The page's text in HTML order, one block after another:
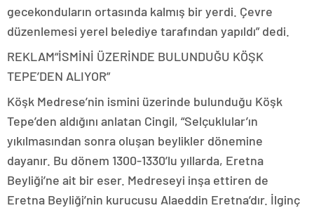
gecekonduların ortasında kalmış bir yerdi. Çevre
düzenlemesi yerel belediye tarafından yapıldı” dedi.
REKLAM“İSMİNİ ÜZERİNDE BULUNDUĞU KÖŞK
TEPE’DEN ALIYOR”
Köşk Medrese’nin ismini üzerinde bulunduğu Köşk
Tepe’den aldığını anlatan Cingil, “Selçuklular’ın
yıkılmasından sonra oluşan beylikler dönemine
dayanır. Bu dönem 1300-1330’lu yıllarda, Eretna
Beyliği’ne ait bir eser. Medreseyi inşa ettiren de
Eretna Beyliği’nin kurucusu Alaeddin Eretna’dır. İlginç